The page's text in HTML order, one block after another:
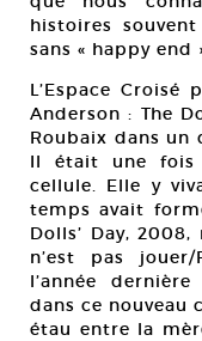
histoires
sans « happy end
L’Espace
Anderson : The
Roubaix dans un
Il était une fois
cellule. Elle y
temps avait
Dolls’ Day,
n’est pas
l’année
dans ce nouveau
étau entre la